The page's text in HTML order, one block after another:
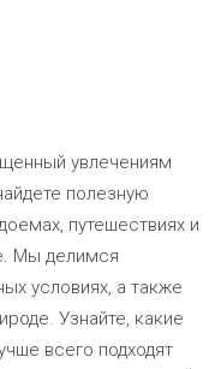
увлечениям
полезную
путешествиях и
Мы делимся
условиях, а также
Узнайте, какие
всего подходят